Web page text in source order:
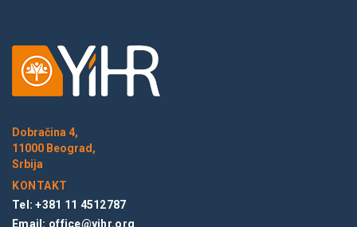
Dobračina 4,
11000 Beograd,
Srbija
KONTAKT
Tel: +381 11 4512787
Email: office@yihr.org